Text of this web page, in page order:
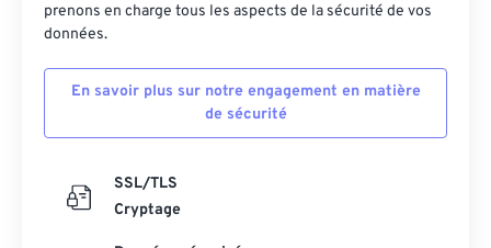
prenons en charge tous les aspects de la sécurité de vos
données.
En savoir plus sur notre engagement en matière
de sécurité
SSL/TLS
Cryptage